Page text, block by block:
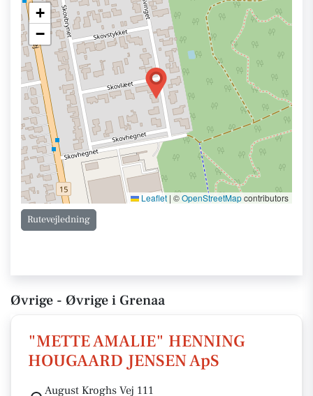
+
−
Leaflet | ©OpenStreetMapcontributors
Rutevejledning
Øvrige - Øvrige i Grenaa
"METTE AMALIE" HENNING
HOUGAARD JENSEN ApS
August Kroghs Vej 111